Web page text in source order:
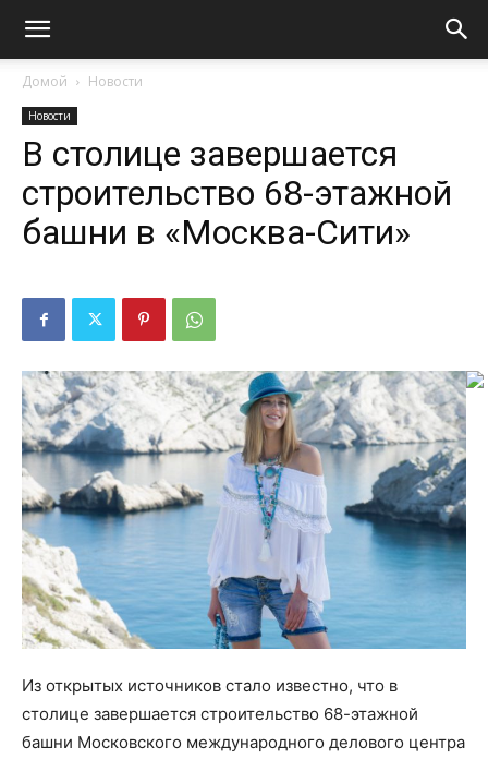
Домой Новости
Новости
В столице завершается
строительство 68-этажной
башни в «Москва-Сити»
Из открытых источников стало известно, что в
столице завершается строительство 68-этажной
башни Московского международного делового центра